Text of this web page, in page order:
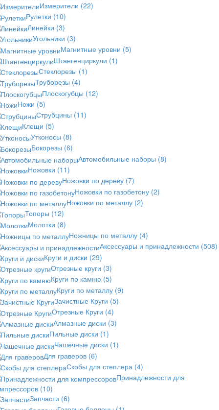
Измерители (22)
Рулетки (10)
Линейки (3)
Угольники (3)
Магнитные уровни (5)
Штангенциркули (1)
Стеклорезы (1)
Труборезы (4)
Плоскогубцы (12)
Ножи (5)
Струбцины (11)
Клещи (5)
Утконосы (8)
Бокорезы (6)
Автомобильные наборы (8)
Ножовки (11)
Ножовки по дереву (7)
Ножовки по газобетону (2)
Ножовки по металлу (2)
Топоры (12)
Молотки (8)
Ножницы по металлу (4)
Аксессуары и принадлежности (508)
Круги и диски (29)
Отрезные круги (3)
Круги по камню (5)
Круги по металлу (9)
Зачистные Круги (5)
Отрезные Круги (4)
Алмазные диски (3)
Пильные диски (1)
Чашечные диски (1)
Для граверов (6)
Скобы для степлера (4)
Принадлежности для
(10)
Запчасти (6)